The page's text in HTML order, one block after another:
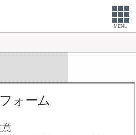
MENU
ォーム